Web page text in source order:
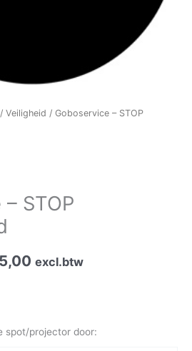
/ Veiligheid / Goboservice – STOP
STOP
excl.btw
spot/projector door: